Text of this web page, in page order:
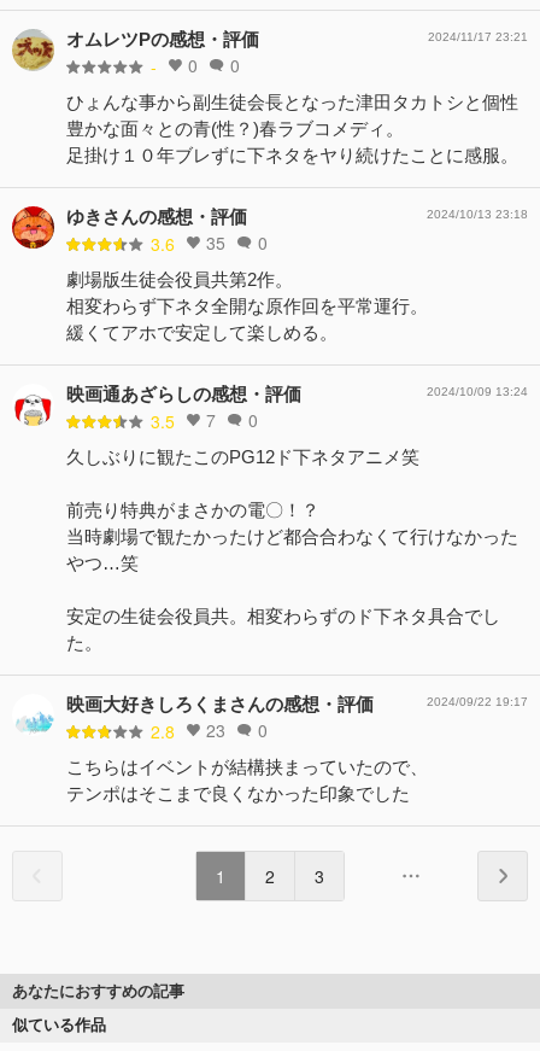
オムレツPの感想・評価
- 0 0
2024/11/17 23:21
ひょんな事から副生徒会長となった津田タカトシと個性
豊かな面々との青(性？)春ラブコメディ。
足掛け１０年ブレずに下ネタをヤり続けたことに感服。
ゆきさんの感想・評価
3.6 35 0
2024/10/13 23:18
劇場版生徒会役員共第2作。
相変わらず下ネタ全開な原作回を平常運行。
緩くてアホで安定して楽しめる。
映画通あざらしの感想・評価
3.5 7 0
2024/10/09 13:24
久しぶりに観たこのPG12ド下ネタアニメ笑
前売り特典がまさかの電〇！？
当時劇場で観たかったけど都合合わなくて行けなかった
やつ…笑
安定の生徒会役員共。相変わらずのド下ネタ具合でし
た。
映画大好きしろくまさんの感想・評価
2.8 23 0
2024/09/22 19:17
こちらはイベントが結構挟まっていたので、
テンポはそこまで良くなかった印象でした
1 2 3
あなたにおすすめの記事
似ている作品